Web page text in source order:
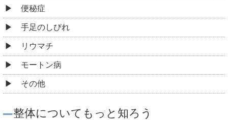
便秘症
手足のしびれ
リウマチ
モートン病
その他
整体についてもっと知ろう